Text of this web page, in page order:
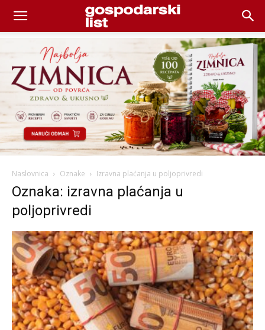
Naslovnica Oznake Izravna plaćanja u poljoprivredi
Oznaka: izravna plaćanja u
poljoprivredi